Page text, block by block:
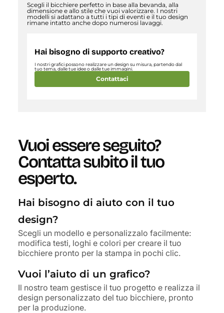
Scegli il bicchiere perfetto in base alla bevanda, alla
dimensione e allo stile che vuoi valorizzare. I nostri
modelli si adattano a tutti i tipi di eventi e il tuo design
rimane intatto anche dopo numerosi lavaggi.
Hai bisogno di supporto creativo?
I nostri grafici possono realizzare un design su misura, partendo dal
tuo tema, dalle tue idee o dalle tue immagini.
Contattaci
Vuoi essere seguito?
Contatta subito il tuo
esperto.
Hai bisogno di aiuto con il tuo
design?
Scegli un modello e personalizzalo facilmente:
modifica testi, loghi e colori per creare il tuo
bicchiere pronto per la stampa in pochi clic.
Vuoi l’aiuto di un grafico?
Il nostro team gestisce il tuo progetto e realizza il
design personalizzato del tuo bicchiere, pronto
per la produzione.